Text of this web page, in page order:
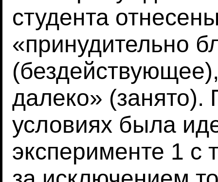
студента
«принудительно
далеко» (занято).
условиях была
эксперименте 1 с